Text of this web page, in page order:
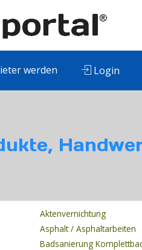
werden Login
Aktenvernichtung
Asphalt / Asphaltarbeiten
Badsanierung